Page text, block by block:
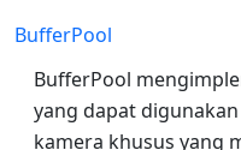
BufferPool
BufferPool
yang dapat
kamera khusus yang